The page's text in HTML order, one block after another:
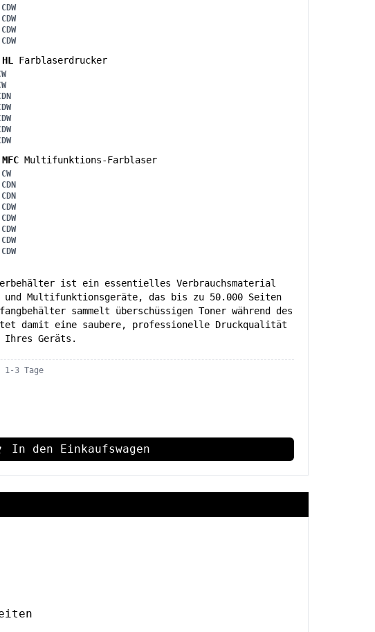
HL Farblaserdrucker
MFC Multifunktions-Farblaser
ist ein essentielles Verbrauchsmaterial
Multifunktionsgeräte, das bis zu 50.000 Seiten
sammelt überschüssigen Toner während des
damit eine saubere, professionelle Druckqualität
Ihres Geräts.
3 Tage
In den Einkaufswagen